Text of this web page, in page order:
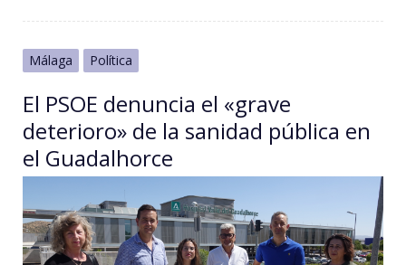
Málaga Política
El PSOE denuncia el «grave
deterioro» de la sanidad pública en
el Guadalhorce